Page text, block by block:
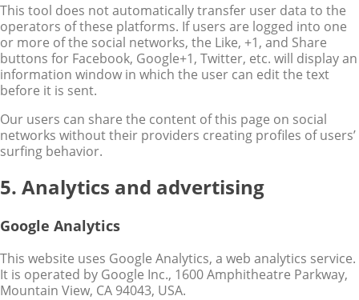
This tool does not automatically transfer user data to the
operators of these platforms. If users are logged into one
or more of the social networks, the Like, +1, and Share
buttons for Facebook, Google+1, Twitter, etc. will display an
information window in which the user can edit the text
before it is sent.
Our users can share the content of this page on social
networks without their providers creating profiles of users’
surfing behavior.
5. Analytics and advertising
Google Analytics
This website uses Google Analytics, a web analytics service.
It is operated by Google Inc., 1600 Amphitheatre Parkway,
Mountain View, CA 94043, USA.